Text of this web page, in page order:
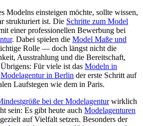
Modelns einsteigen möchte, sollte wissen,
strukturiert ist. Die Schritte zum Model
einer professionellen Bewerbung bei
. Dabei spielen die Model Maße und
Rolle — doch längst nicht die
Ausstrahlung und die Bereitschaft,
Für viele ist das Modeln in
Modelagentur in Berlin der erste Schritt auf
Laufstegen wie dem in Paris.
bei der Modelagenturwirklich
sein: Es gibt heute auch Modelagenturen
auf Vielfalt setzen. Besonders der